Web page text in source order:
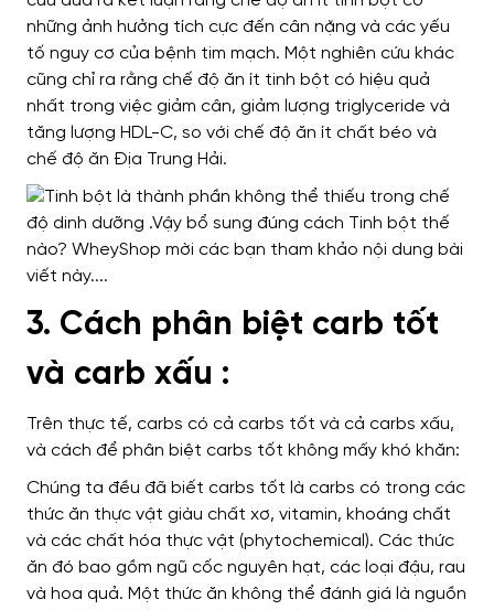
những ảnh hưởng tích cực đến cân nặng và các yếu
tố nguy cơ của bệnh tim mạch. Một nghiên cứu khác
cũng chỉ ra rằng chế độ ăn ít tinh bột có hiệu quả
nhất trong việc giảm cân, giảm lượng triglyceride và
tăng lượng HDL-C, so với chế độ ăn ít chất béo và
chế độ ăn Địa Trung Hải.
3. Cách phân biệt carb tốt
và carb xấu :
Trên thực tế, carbs có cả carbs tốt và cả carbs xấu,
và cách để phân biệt carbs tốt không mấy khó khăn:
Chúng ta đều đã biết carbs tốt là carbs có trong các
thức ăn thực vật giàu chất xơ, vitamin, khoáng chất
và các chất hóa thực vật (phytochemical). Các thức
ăn đó bao gồm ngũ cốc nguyên hạt, các loại đậu, rau
và hoa quả. Một thức ăn không thể đánh giá là nguồn